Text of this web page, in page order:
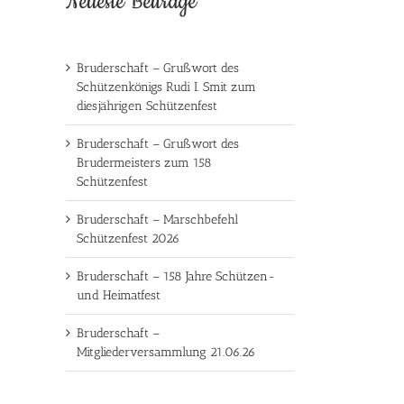
Bruderschaft – Grußwort des
Schützenkönigs Rudi I. Smit zum
diesjährigen Schützenfest
Bruderschaft – Grußwort des
Brudermeisters zum 158
Schützenfest
Bruderschaft – Marschbefehl
Schützenfest 2026
Bruderschaft – 158 Jahre Schützen-
und Heimatfest
Bruderschaft –
Mitgliederversammlung 21.06.26